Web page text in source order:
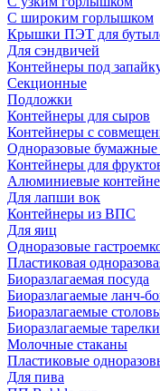
С широким горлышком
Крышки ПЭТ для
Для сэндвичей
Контейнеры под
Секционные
Подложки
Контейнеры для сыров
Контейнеры с
Одноразовые бумажные
Контейнеры для
Алюминиевые
Для лапши вок
Контейнеры из ВПС
Для яиц
Одноразовые
Пластиковая
Биоразлагаемая посуда
Биоразлагаемые ланч-
Биоразлагаемые
Биоразлагаемые тарелки
Молочные стаканы
Пластиковые
Для пива